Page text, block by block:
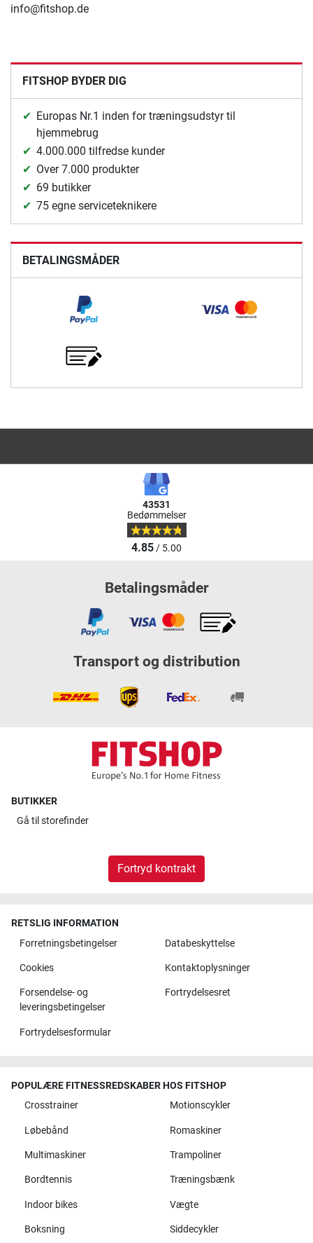
info@fitshop.de
FITSHOP BYDER DIG
Europas Nr.1 inden for træningsudstyr til
hjemmebrug
4.000.000 tilfredse kunder
Over 7.000 produkter
69 butikker
75 egne serviceteknikere
BETALINGSMÅDER
43531
Bedømmelser
4.85/ 5.00
Betalingsmåder
Transport og distribution
BUTIKKER
Gå til storefinder
Fortryd kontrakt
RETSLIG INFORMATION
Forretningsbetingelser
Databeskyttelse
Cookies Kontaktoplysninger
Forsendelse- og
leveringsbetingelser
Fortrydelsesret
Fortrydelsesformular
POPULÆRE FITNESSREDSKABER HOS FITSHOP
Crosstrainer
Motionscykler
Løbebånd Romaskiner
Multimaskiner Trampoliner
Bordtennis Træningsbænk
Indoor bikes Vægte
Boksning Siddecykler